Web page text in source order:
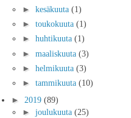
► kesäkuuta (1)
► toukokuuta (1)
► huhtikuuta (1)
► maaliskuuta (3)
► helmikuuta (3)
► tammikuuta (10)
► 2019 (89)
► joulukuuta (25)